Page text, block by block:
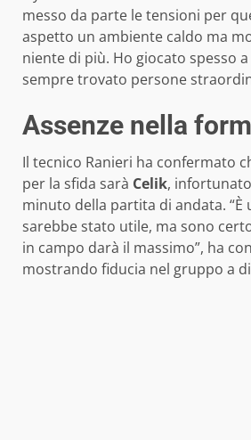
messo da parte le tensioni per
aspetto un ambiente caldo ma
niente di più. Ho giocato spesso a
sempre trovato persone
Assenze nella
Il tecnico Ranieri ha confermato
per la sfida sarà Celik,
minuto della partita di andata. “È
sarebbe stato utile, ma sono
in campo darà il massimo”, ha
mostrando fiducia nel gruppo a